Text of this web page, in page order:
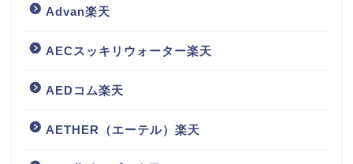
Advan楽天
AECスッキリウォーター楽天
AEDコム楽天
AETHER（エーテル）楽天